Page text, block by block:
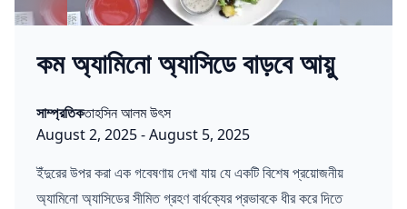
কম অ্যামিনো অ্যাসিডে বাড়বে আয়ু
Posted in
সাম্প্রতিকPosted by
তাহসিন আলম উৎস
Published on:
August 2, 2025-Last updated on:
August 5, 2025
ইঁদুরের উপর করা এক গবেষণায় দেখা যায় যে একটি বিশেষ প্রয়োজনীয়
অ্যামিনো অ্যাসিডের সীমিত গ্রহণ বার্ধক্যের প্রভাবকে ধীর করে দিতে